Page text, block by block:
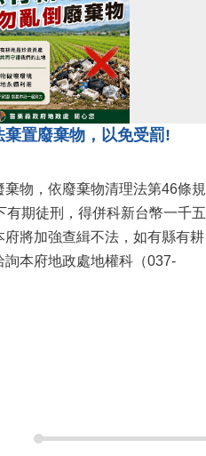
置廢棄物，以免受罰!
物，依廢棄物清理法第46條規
有期徒刑，得併科新台幣一千五
府將加強查緝不法，如有縣有耕
本府地政處地權科（037-